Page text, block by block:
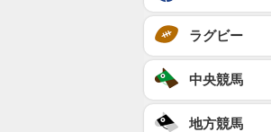
ラグビー
中央競馬
地方競馬